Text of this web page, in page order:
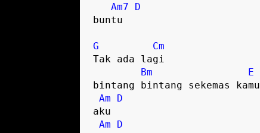
Am7
D
buntu
G
Cm
Tak ada lagi
Bm
E
bintang bintang sekemas kamu
Am
D
aku
Am
D